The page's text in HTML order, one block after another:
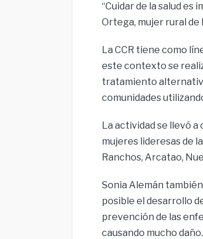
“Cuidar de la salud es
Ortega, mujer rural de
La CCR tiene como
este contexto se
tratamiento
comunidades
La actividad se llevó
mujeres lideresas de
Ranchos, Arcatao,
Sonia Alemán
posible el desarrollo
prevención de las
causando mucho daño.